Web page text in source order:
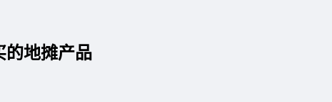
的地摊产品